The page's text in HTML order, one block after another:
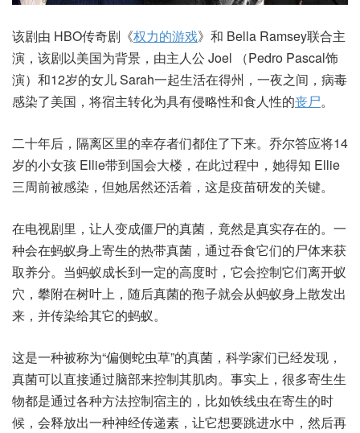
该剧由 HBO传奇剧《权力的游戏》和 Bella Ramsey联合主
演，该剧以美国为背景，由主人公 Joel （Pedro Pascal饰
演）和12岁的女儿 Sarah一起生活在得州，一夜之间，病毒
感染了美国，将宿主转化为具有侵略性和食人性的丧尸。
二十年后，隔离区里的幸存者们都住了下来。乔尔答应将14
岁的小女孩 Ellie带到国会大楼，在此过程中，她得知 Ellie
三周前被感染，但她居然还活着，这是疫苗研发的关键。
在电视剧里，让人变成僵尸的真菌，竟然是真实存在的。一
种会在蚂蚁身上寄生的热带真菌，通过吞食它们的尸体来获
取养分。当蚂蚁成长到一定的高度时，它会控制它们离开蚁
穴，攀附在树叶上，随后真菌的孢子就会从蚂蚁身上散发出
来，并传染给其它的蚂蚁。
这是一种被称为“偏侧蛇虫草”的真菌，科学家们已经发现，
真菌可以直接通过脑部来控制其肌肉。事实上，很多寄生生
物都是通过各种方法控制宿主的，比如铁线虫在寄生的时
候，会释放出一种神经传递素，让它想要跳进水中，然后再